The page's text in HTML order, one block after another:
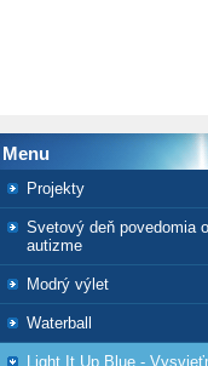
Menu
Projekty
Svetový deň povedomia o
autizme
Modrý výlet
Waterball
Light It Up Blue -